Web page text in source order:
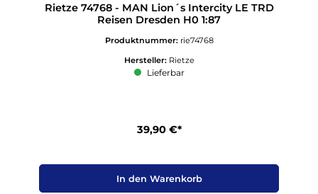
Rietze 74768 - MAN Lion´s Intercity LE TRD
Reisen Dresden H0 1:87
Produktnummer: rie74768
Hersteller: Rietze
Lieferbar
39,90 €*
In den Warenkorb